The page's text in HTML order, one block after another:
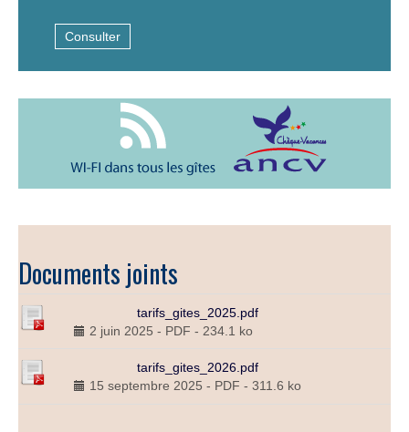
Consulter
Documents joints
tarifs_gites_2025.pdf
2 juin 2025 - PDF - 234.1 ko
tarifs_gites_2026.pdf
15 septembre 2025 - PDF - 311.6 ko